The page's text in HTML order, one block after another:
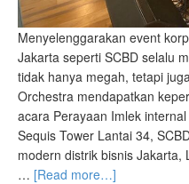
Menyelenggarakan event
Jakarta seperti SCBD selalu
tidak hanya megah, tetapi
Orchestra mendapatkan
acara Perayaan Imlek
Sequis Tower Lantai 34,
modern distrik bisnis
… [Read more…]